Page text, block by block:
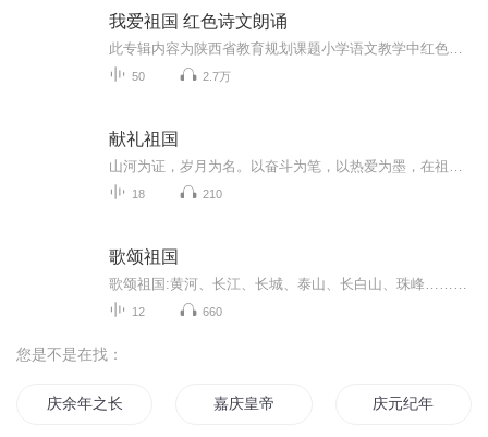
我爱祖国 红色诗文朗诵
50 2.7万
献礼祖国
18 210
歌颂祖国
12 660
您是不是在找：
庆余年之长歌行 嘉庆皇帝 庆元纪年